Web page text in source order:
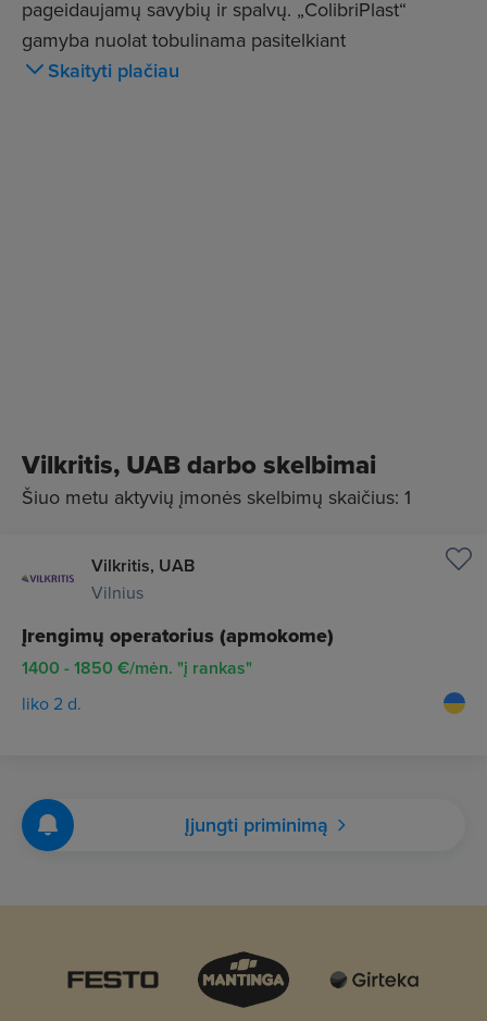
pageidaujamų savybių ir spalvų. „ColibriPlast“
gamyba nuolat tobulinama pasitelkiant
pažangiausias technologijas, investuojant į tyrimus ir
Skaityti plačiau
Vilkritis, UAB darbo skelbimai
Šiuo metu aktyvių įmonės skelbimų skaičius: 1
Vilkritis, UAB
Vilnius
Įrengimų operatorius (apmokome)
1400 - 1850 €/mėn. "į rankas"
liko 2 d.
Įjungti priminimą